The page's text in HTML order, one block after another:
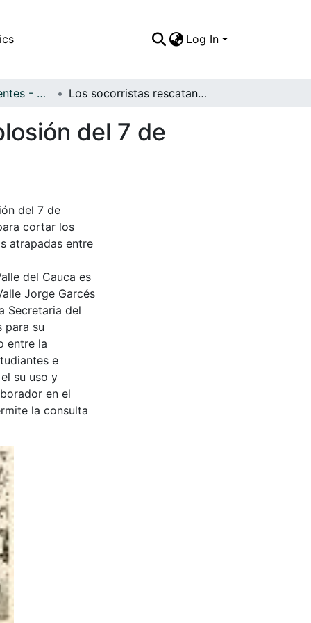
Log In
APFFVC - Accidentes - Patrimonial Los socorristas rescatando las víctimas de la explosión del 7 de agosto
del 7 de
del 7 de
cortar los
atrapadas entre
del Cauca es
Jorge Garcés
Secretaria del
para su
entre la
e
su uso y
en el
la consulta